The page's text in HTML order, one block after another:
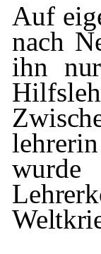
Auf
nach
ihn
wurde